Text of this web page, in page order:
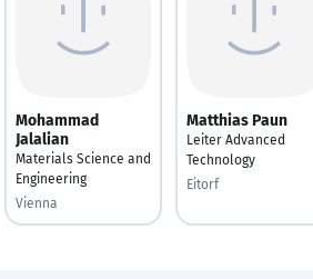
Mohammad
Jalalian
Materials Science and
Engineering
Vienna
Matthias Paun
Leiter Advanced
Technology
Eitorf